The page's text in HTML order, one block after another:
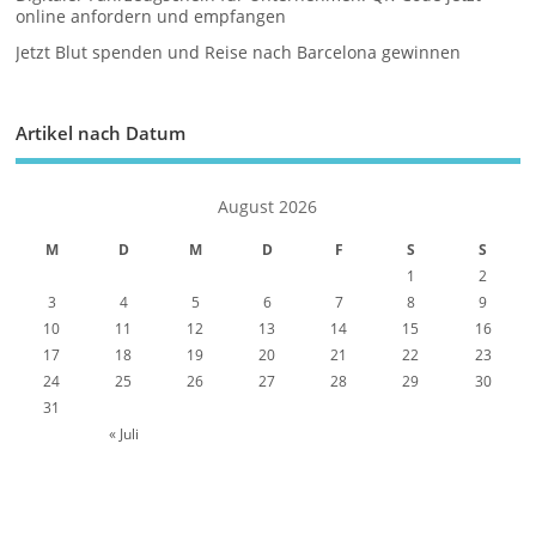
online anfordern und empfangen
Jetzt Blut spenden und Reise nach Barcelona gewinnen
Artikel nach Datum
August 2026
M D M D F S S
« Juli
1
2
3
4 5 6 7 8
9
10
11 12 13 14 15
16
17
18 19 20 21 22
23
24
25 26 27 28 29
30
31